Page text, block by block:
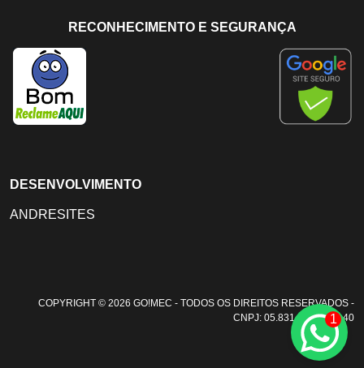
RECONHECIMENTO E SEGURANÇA
DESENVOLVIMENTO
ANDRESITES
COPYRIGHT © 2026 GO!MEC - TODOS OS DIREITOS RESERVADOS -
CNPJ: 05.831.108/0001-40
1